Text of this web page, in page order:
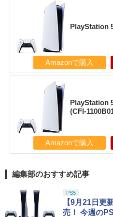
PlayStation
Amazonで購入
PlayStation
(CFI-
Amazonで購入
編集部のおすすめ記事
PS5
【9月21日更
売！ 今週の